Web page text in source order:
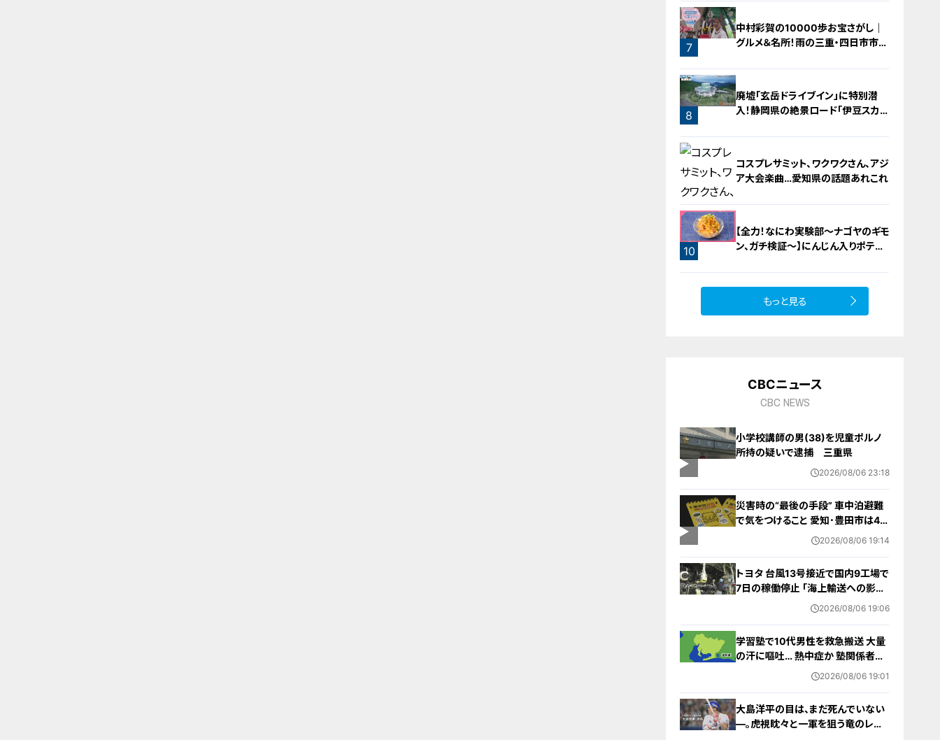
7
中村彩賀の10000歩お宝さがし｜
グルメ＆名所！雨の三重・四日市市で
8
廃墟「玄岳ドライブイン」に特別潜
入！静岡県の絶景ロード「伊豆スカイ
コスプレサミット、ワクワクさん、アジ
ア大会楽曲…愛知県の話題あれこれ
10
【全力！なにわ実験部～ナゴヤのギモ
ン、ガチ検証～】にんじん入りポテト
もっと見る
CBCニュース
CBC NEWS
小学校講師の男(38)を児童ポルノ
所持の疑いで逮捕 三重県
2026/08/06 23:18
災害時の“最後の手段” 車中泊避難
で気をつけること 愛知･豊田市は4年
前からマニュアル作成 最悪の場合2026/08/06 19:14
トヨタ 台風13号接近で国内9工場で
7日の稼働停止 ｢海上輸送への影響
を踏まえ判断｣ 夏季連休明けの17日
2026/08/06 19:06
学習塾で10代男性を救急搬送 大量
の汗に嘔吐… 熱中症か 塾関係者が
消防に通報 名古屋 2026/08/06 19:01
大島洋平の目は、まだ死んでいない
―。虎視眈々と一軍を狙う竜のレジ